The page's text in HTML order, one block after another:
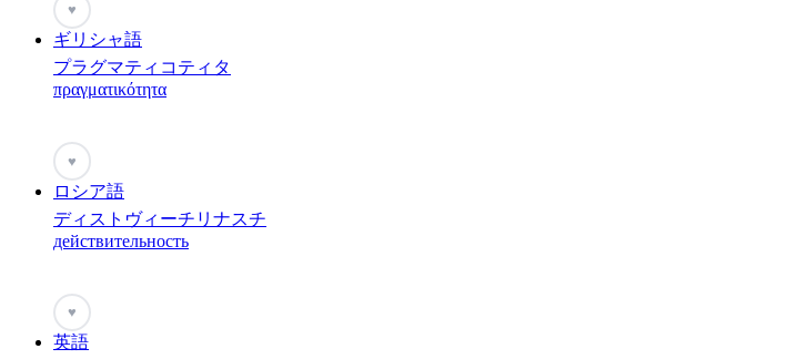
♥
ギリシャ語
プラグマティコティタ
πραγματικότητα
♥
ロシア語
ディストヴィーチリナスチ
действительность
♥
英語